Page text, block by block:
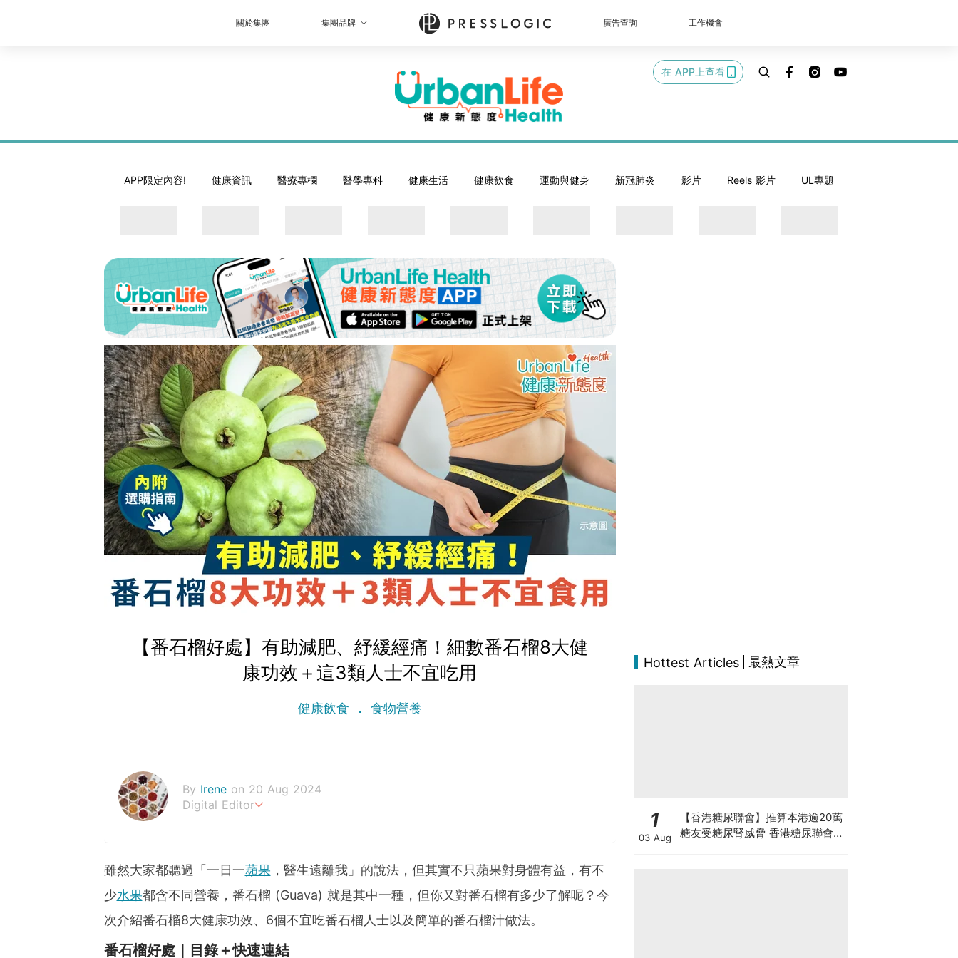
關於集團 集團品牌 廣告查詢 工作機會
在 APP上查看
APP限定內容! 健康資訊 醫療專欄 醫學專科 健康生活 健康飲食 運動與健身 新冠肺炎 影片 Reels 影片 UL專題
【番石榴好處】有助減肥、紓緩經痛！細數番石榴8大健
康功效＋這3類人士不宜吃用
健康飲食 食物營養
By Irene on 20 Aug 2024
Digital Editor
雖然大家都聽過「一日一蘋果 ，醫生遠離我」的說法，但其實不只蘋果對身體有益，有不
少水果都含不同營養，番石榴 (Guava) 就是其中一種，但你又對番石榴有多少了解呢？今
次介紹番石榴8大健康功效、6個不宜吃番石榴人士以及簡單的番石榴汁做法。
番石榴好處｜目錄＋快速連結
Hottest Articles 最熱文章
1
03 Aug
【香港糖尿聯會】推算本港逾20萬
糖友受糖尿腎威脅 香港糖尿聯會